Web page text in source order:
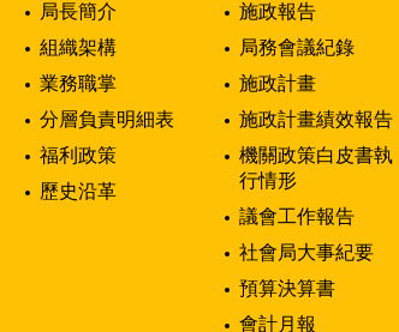
局長簡介
組織架構
業務職掌
分層負責明細表
福利政策
歷史沿革
施政報告
局務會議紀錄
施政計畫
施政計畫績效報告
機關政策白皮書執
行情形
議會工作報告
社會局大事紀要
預算決算書
會計月報